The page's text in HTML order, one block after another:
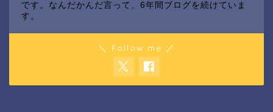
です。なんだかんだ言って、6年間ブログを続けていま
す。
＼ Follow me ／